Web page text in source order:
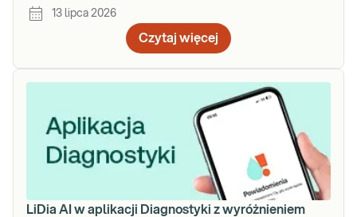
13 lipca 2026
Czytaj więcej
LiDia AI w aplikacji Diagnostyki z wyróżnieniem